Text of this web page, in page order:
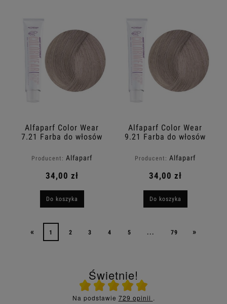
Alfaparf Color Wear
7.21 Farba do włosów
Producent: Alfaparf
34,00 zł
Do koszyka
Alfaparf Color Wear
9.21 Farba do włosów
Producent: Alfaparf
34,00 zł
Do koszyka
« 1 2 3 4 5 ... 79 »
Świetnie!
Ocena średnia 5 na 5
Na podstawie 729 opinii .